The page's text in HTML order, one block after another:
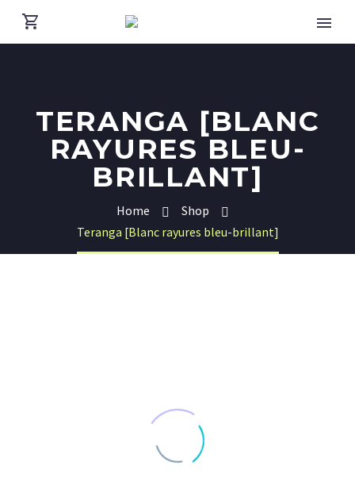
TERANGA [BLANC
RAYURES BLEU-
BRILLANT]
Home
Shop
Teranga [Blanc rayures bleu-brillant]